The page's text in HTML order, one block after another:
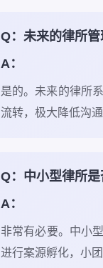
Q：未来的律所管
A：
是的。未来的律所
流转，极大降低沟通
Q：中小型律所是
A：
非常有必要。中小
进行案源孵化，小